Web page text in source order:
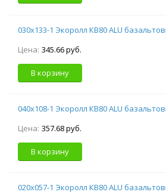
030х133-1 Экоролл КВ80 ALU
Цена: 345.66 руб.
В корзину
040х108-1 Экоролл КВ80 ALU
Цена: 357.68 руб.
В корзину
020х057-1 Экоролл КВ80 ALU